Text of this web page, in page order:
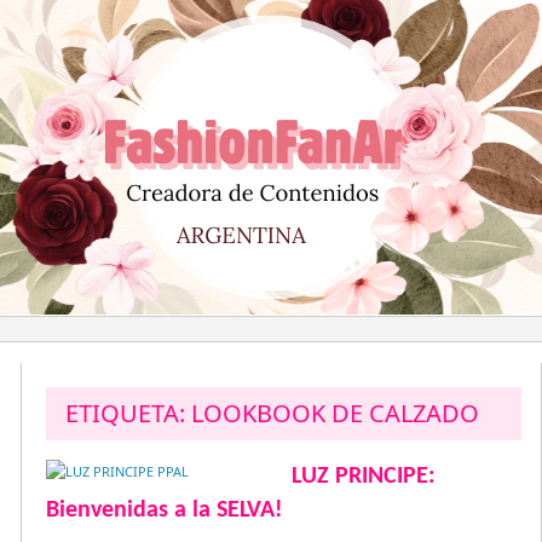
al
contenido
ETIQUETA: LOOKBOOK DE CALZADO
LUZ PRINCIPE:
Bienvenidas a la SELVA!